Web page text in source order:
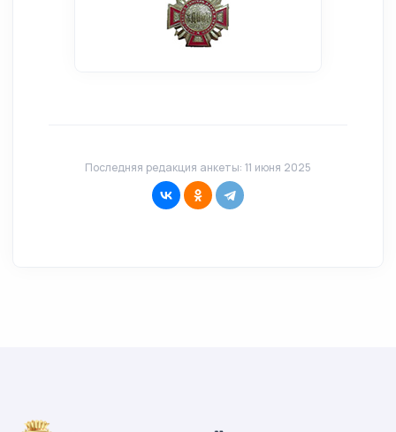
Последняя редакция анкеты: 11 июня 2025